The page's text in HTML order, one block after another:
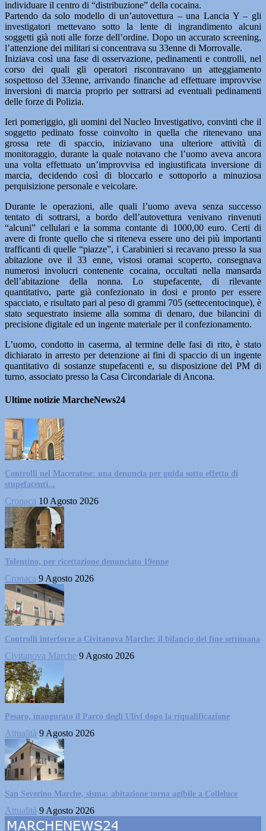
individuare il centro di “distribuzione” della cocaina.
Partendo da solo modello di un’autovettura – una Lancia Y – gli
investigatori mettevano sotto la lente di ingrandimento alcuni
soggetti già noti alle forze dell’ordine. Dopo un accurato screening,
l’attenzione dei militari si concentrava su 33enne di Morrovalle.
Iniziava così una fase di osservazione, pedinamenti e controlli, nel
corso dei quali gli operatori riscontravano un atteggiamento
sospettoso del 33enne, arrivando finanche ad effettuare improvvise
inversioni di marcia proprio per sottrarsi ad eventuali pedinamenti
delle forze di Polizia.
Ieri pomeriggio, gli uomini del Nucleo Investigativo, convinti che il
soggetto pedinato fosse coinvolto in quella che ritenevano una
grossa rete di spaccio, iniziavano una ulteriore attività di
monitoraggio, durante la quale notavano che l’uomo aveva ancora
una volta effettuato un’improvvisa ed ingiustificata inversione di
marcia, decidendo così di bloccarlo e sottoporlo a minuziosa
perquisizione personale e veicolare.
Durante le operazioni, alle quali l’uomo aveva senza successo
tentato di sottrarsi, a bordo dell’autovettura venivano rinvenuti
“alcuni” cellulari e la somma contante di 1000,00 euro. Certi di
avere di fronte quello che si riteneva essere uno dei più importanti
trafficanti di quelle “piazze”, i Carabinieri si recavano presso la sua
abitazione ove il 33 enne, vistosi oramai scoperto, consegnava
numerosi involucri contenente cocaina, occultati nella mansarda
dell’abitazione della nonna. Lo stupefacente, di rilevante
quantitativo, parte già confezionato in dosi e pronto per essere
spacciato, e risultato pari al peso di grammi 705 (settecentocinque), è
stato sequestrato insieme alla somma di denaro, due bilancini di
precisione digitale ed un ingente materiale per il confezionamento.
L’uomo, condotto in caserma, al termine delle fasi di rito, è stato
dichiarato in arresto per detenzione ai fini di spaccio di un ingente
quantitativo di sostanze stupefacenti e, su disposizione del PM di
turno, associato presso la Casa Circondariale di Ancona.
Ultime notizie MarcheNews24
Controlli nel Maceratese: una denuncia per guida sotto effetto di
stupefacenti...
Cronaca 10 Agosto 2026
Tolentino, per ricettazione denunciato 19enne
Cronaca 9 Agosto 2026
Controlli interforze a Civitanova Marche: il bilancio del fine settimana
Civitanova Marche 9 Agosto 2026
Pesaro, inaugurato il Parco degli Ulivi dopo la riqualificazione
Attualità 9 Agosto 2026
San Severino Marche, sisma: abitazione torna agibile a Colleluce
Attualità 9 Agosto 2026